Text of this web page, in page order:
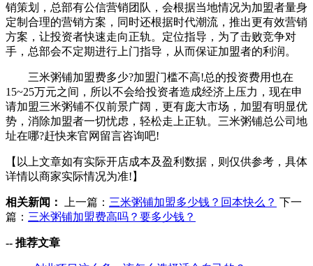
销策划，总部有公信营销团队，会根据当地情况为加盟者量身
定制合理的营销方案，同时还根据时代潮流，推出更有效营销
方案，让投资者快速走向正轨。定位指导，为了击败竞争对
手，总部会不定期进行上门指导，从而保证加盟者的利润。
三米粥铺加盟费多少?加盟门槛不高!总的投资费用也在
15~25万元之间，所以不会给投资者造成经济上压力，现在申
请加盟三米粥铺不仅前景广阔，更有庞大市场，加盟有明显优
势，消除加盟者一切忧虑，轻松走上正轨。三米粥铺总公司地
址在哪?赶快来官网留言咨询吧!
【以上文章如有实际开店成本及盈利数据，则仅供参考，具体
详情以商家实际情况为准!】
相关新闻： 上一篇： 三米粥铺加盟多少钱？回本快么？ 下一
篇： 三米粥铺加盟费高吗？要多少钱？
-- 推荐文章